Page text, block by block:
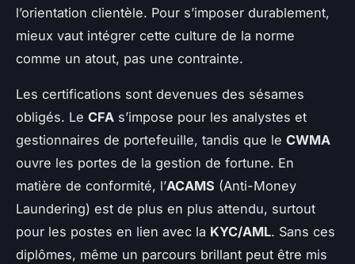
l’orientation clientèle. Pour s’imposer durablement,
mieux vaut intégrer cette culture de la norme
comme un atout, pas une contrainte.
Les certifications sont devenues des sésames
obligés. Le CFA s’impose pour les analystes et
gestionnaires de portefeuille, tandis que le CWMA
ouvre les portes de la gestion de fortune. En
matière de conformité, l’ACAMS (Anti-Money
Laundering) est de plus en plus attendu, surtout
pour les postes en lien avec la KYC/AML. Sans ces
diplômes, même un parcours brillant peut être mis